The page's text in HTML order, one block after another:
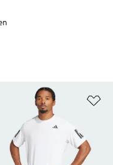
alla lista dei desideri